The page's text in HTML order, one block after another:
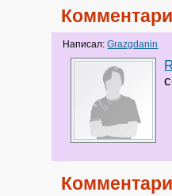
Написал:Grazgdanin